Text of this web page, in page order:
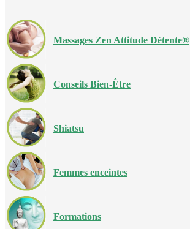
Massages Zen Attitude Détente®
Conseils Bien-Être
Shiatsu
Femmes enceintes
Formations